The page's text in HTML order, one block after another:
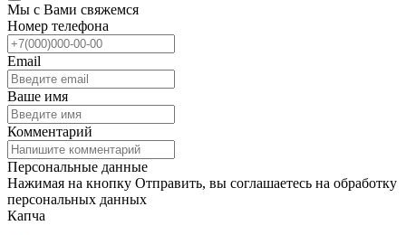
Мы с Вами свяжемся
Номер телефона
Email
Ваше имя
Комментарий
Персональные данные
Нажимая на кнопку Отправить, вы соглашаетесь на обработку
персональных данных
Капча